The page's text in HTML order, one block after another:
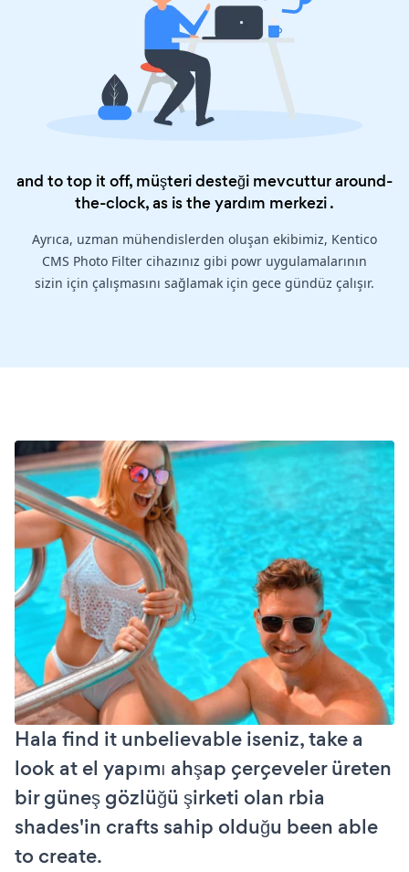
and to top it off, müşteri desteği mevcuttur around-
the-clock, as is theyardım merkezi.
Ayrıca, uzman mühendislerden oluşan ekibimiz, Kentico
CMS Photo Filter cihazınız gibi powr uygulamalarının
sizin için çalışmasını sağlamak için gece gündüz çalışır.
Hala find it unbelievable iseniz, take a
look at el yapımı ahşap çerçeveler üreten
bir güneş gözlüğü şirketi olan rbia
shades'in crafts sahip olduğu been able
to create.